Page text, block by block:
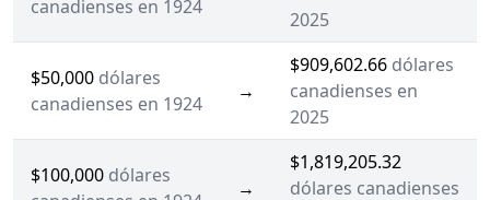
canadienses en 1924
2025
$50,000 dólares
canadienses en 1924
→
$909,602.66 dólares
canadienses en
2025
$100,000 dólares
→
$1,819,205.32
dólares canadienses